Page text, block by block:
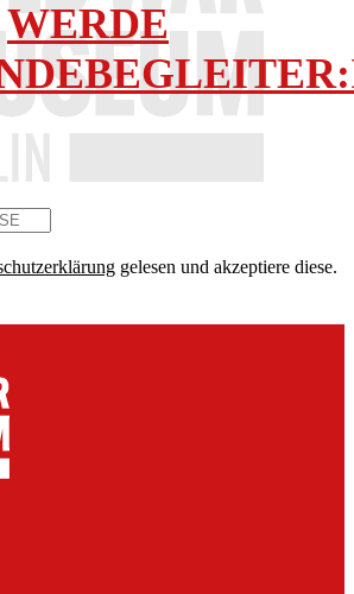
WERDE
gelesen und akzeptiere diese.